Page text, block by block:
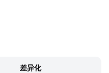
差异化